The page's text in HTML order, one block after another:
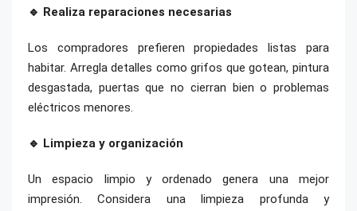
🔹 Realiza reparaciones necesarias
Los compradores prefieren propiedades listas para
habitar. Arregla detalles como grifos que gotean, pintura
desgastada, puertas que no cierran bien o problemas
eléctricos menores.
🔹 Limpieza y organización
Un espacio limpio y ordenado genera una mejor
impresión. Considera una limpieza profunda y